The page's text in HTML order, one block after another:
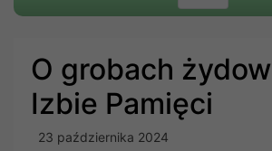
O grobach
Izbie Pamięci
23 października 2024